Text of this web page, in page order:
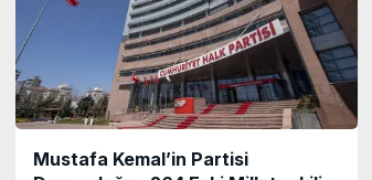
Mustafa Kemal’in Partisi